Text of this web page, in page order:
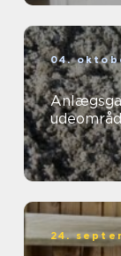
04.
24.